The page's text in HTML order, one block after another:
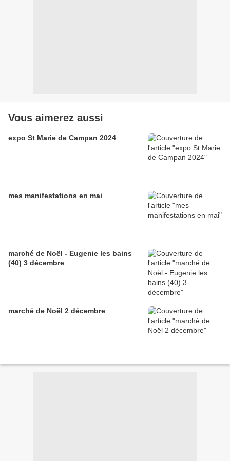
Vous aimerez aussi
expo St Marie de Campan 2024
mes manifestations en mai
marché de Noël - Eugenie les bains
(40) 3 décembre
marché de Noël 2 décembre